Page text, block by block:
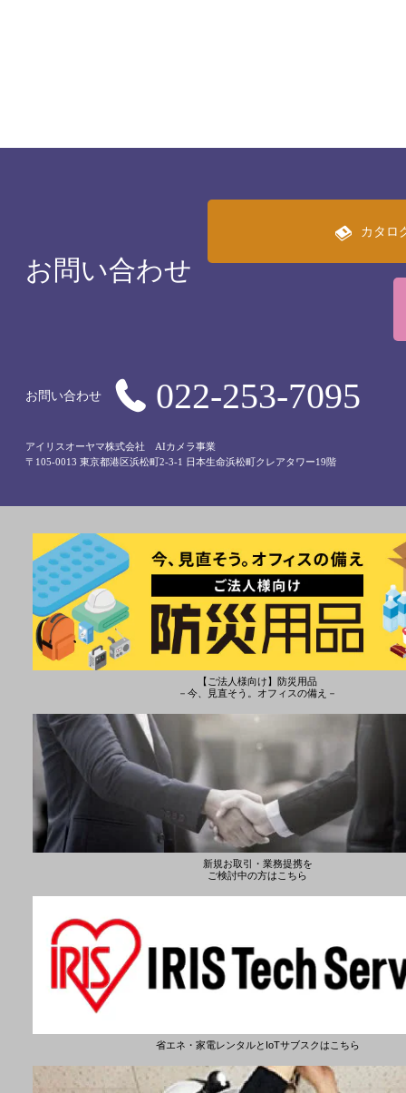
お問い合わせ
カタロ
お問い合わせ 022-253-7095
アイリスオーヤマ株式会社 AIカメラ事業
〒105-0013 東京都港区浜松町2-3-1 日本生命浜松町クレアタワー19階
【ご法人様向け】防災用品
－今、見直そう。オフィスの備え－
新規お取引・業務提携を
ご検討中の方はこちら
省エネ・家電レンタルとIoTサブスクはこちら